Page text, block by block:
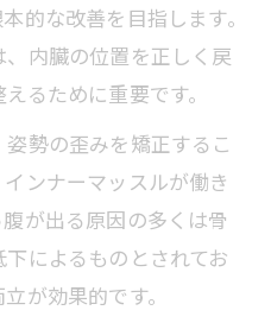
位置が変わる理由を整
の歪みと日常生活の
のアンバランスが招く
で整えるポイントと実
的な改善を目指します。
内臓の位置を正しく戻
るために重要です。
勢の歪みを矯正するこ
ンナーマッスルが働き
が出る原因の多くは骨
によるものとされてお
が効果的です。